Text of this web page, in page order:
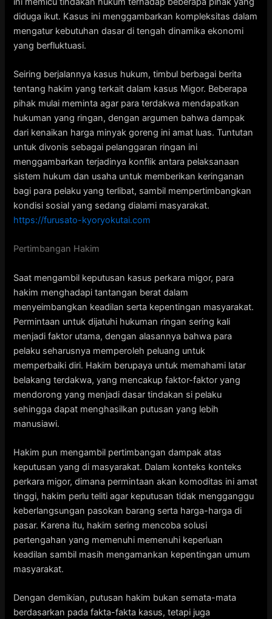
diduga ikut. Kasus ini menggambarkan kompleksitas dalam
mengatur kebutuhan dasar di tengah dinamika ekonomi
yang berfluktuasi.
Seiring berjalannya kasus hukum, timbul berbagai berita
tentang hakim yang terkait dalam kasus Migor. Beberapa
pihak mulai meminta agar para terdakwa mendapatkan
hukuman yang ringan, dengan argumen bahwa dampak
dari kenaikan harga minyak goreng ini amat luas. Tuntutan
untuk divonis sebagai pelanggaran ringan ini
menggambarkan terjadinya konflik antara pelaksanaan
sistem hukum dan usaha untuk memberikan keringanan
bagi para pelaku yang terlibat, sambil mempertimbangkan
kondisi sosial yang sedang dialami masyarakat.
https://furusato-kyoryokutai.com
Pertimbangan Hakim
Saat mengambil keputusan kasus perkara migor, para
hakim menghadapi tantangan berat dalam
menyeimbangkan keadilan serta kepentingan masyarakat.
Permintaan untuk dijatuhi hukuman ringan sering kali
menjadi faktor utama, dengan alasannya bahwa para
pelaku seharusnya memperoleh peluang untuk
memperbaiki diri. Hakim berupaya untuk memahami latar
belakang terdakwa, yang mencakup faktor-faktor yang
mendorong yang menjadi dasar tindakan si pelaku
sehingga dapat menghasilkan putusan yang lebih
manusiawi.
Hakim pun mengambil pertimbangan dampak atas
keputusan yang di masyarakat. Dalam konteks konteks
perkara migor, dimana permintaan akan komoditas ini amat
tinggi, hakim perlu teliti agar keputusan tidak mengganggu
keberlangsungan pasokan barang serta harga-harga di
pasar. Karena itu, hakim sering mencoba solusi
pertengahan yang memenuhi memenuhi keperluan
keadilan sambil masih mengamankan kepentingan umum
masyarakat.
Dengan demikian, putusan hakim bukan semata-mata
berdasarkan pada fakta-fakta kasus, tetapi juga